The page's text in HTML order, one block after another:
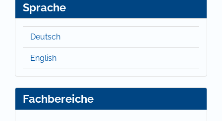
Sprache
Deutsch
English
Fachbereiche